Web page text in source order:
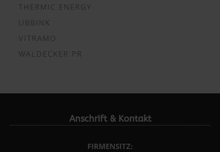
THERMIC ENERGY
UBBINK
VITRAMO
WALDECKER PR
Anschrift & Kontakt
FIRMENSITZ: